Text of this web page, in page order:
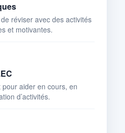
réviser avec des activités
et motivantes.
aider en cours, en
d’activités.